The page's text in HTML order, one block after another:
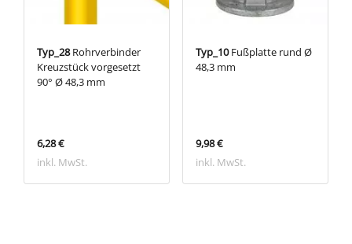
Typ_28Rohrverbinder
Kreuzstück vorgesetzt
90° Ø 48,3 mm
6,28 €
inkl. MwSt.
Typ_10Fußplatte rund Ø
48,3 mm
9,98 €
inkl. MwSt.